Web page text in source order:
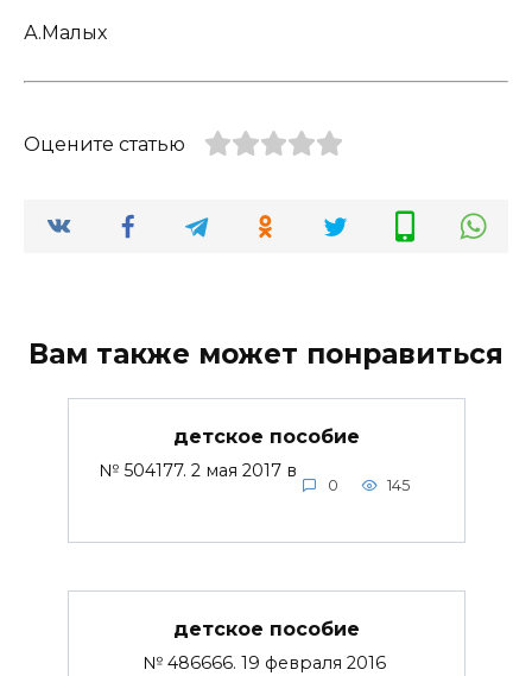
А.Малых
Оцените статью
Вам также может понравиться
детское пособие
№ 504177. 2 мая 2017 в
0 145
детское пособие
№ 486666. 19 февраля 2016